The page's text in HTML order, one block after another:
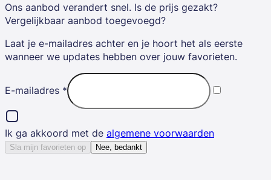
Ons aanbod verandert snel. Is de prijs gezakt?
Vergelijkbaar aanbod toegevoegd?
Laat je e-mailadres achter en je hoort het als eerste
wanneer we updates hebben over jouw favorieten.
E-mailadres *
Ik ga akkoord met de algemene voorwaarden
Sla mijn favorieten op Nee, bedankt